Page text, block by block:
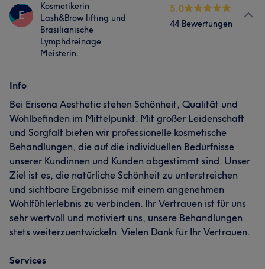
E
Kosmetikerin
Lash&Brow lifting und
Brasilianische
Lymphdreinage
Meisterin.
5.0
44 Bewertungen
Info
Bei Erisona Aesthetic stehen Schönheit, Qualität und
Wohlbefinden im Mittelpunkt. Mit großer Leidenschaft
und Sorgfalt bieten wir professionelle kosmetische
Behandlungen, die auf die individuellen Bedürfnisse
unserer Kundinnen und Kunden abgestimmt sind. Unser
Ziel ist es, die natürliche Schönheit zu unterstreichen
und sichtbare Ergebnisse mit einem angenehmen
Wohlfühlerlebnis zu verbinden. Ihr Vertrauen ist für uns
sehr wertvoll und motiviert uns, unsere Behandlungen
stets weiterzuentwickeln. Vielen Dank für Ihr Vertrauen.
Services